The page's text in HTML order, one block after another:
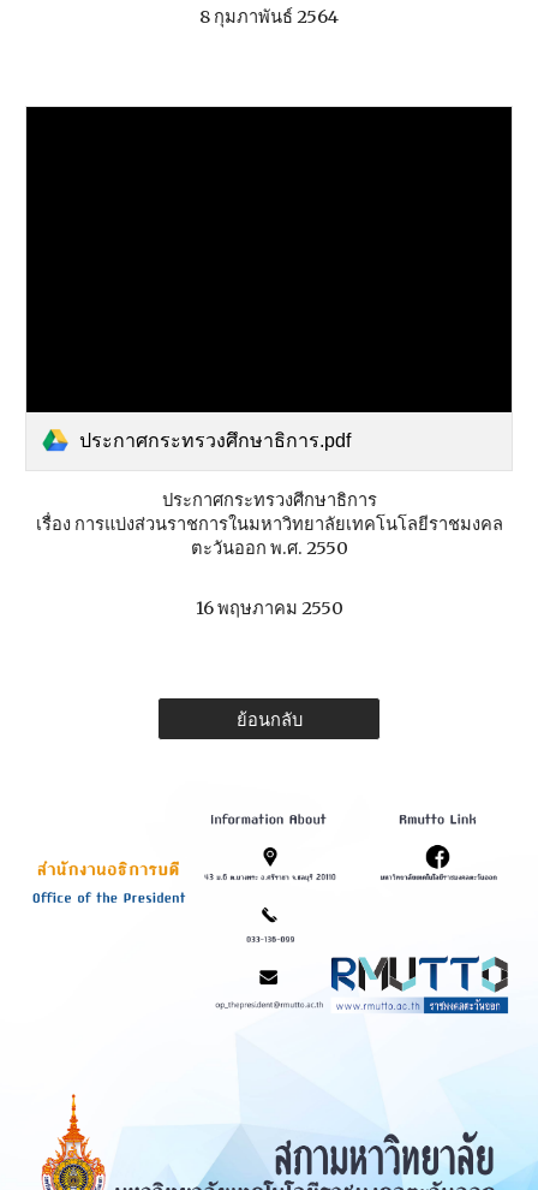
8 กุมภาพันธ์ 2564
ประกาศกระทรวงศึกษาธิการ.pdf
ประกาศกระทรวงศีกษาธิการ
เรื่อง การแบ่งส่วนราชการในมหาวิทยาลัยเทคโนโลยีราชมงคล
ตะวันออก พ.ศ. 2550
16 พฤษภาคม 2550
ย้อนกลับ